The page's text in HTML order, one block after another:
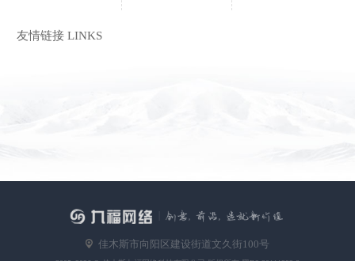
友情链接 LINKS
佳木斯市向阳区建设街道文久街100号